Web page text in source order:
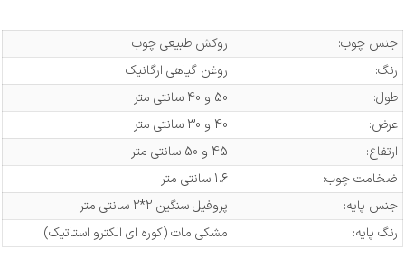
جنس چوب:
روکش طبیعی چوب
رنگ:
روغن گیاهی ارگانیک
طول:
50 و 40 سانتی متر
عرض:
40 و 30 سانتی متر
ارتفاع:
45 و 50 سانتی متر
ضخامت چوب:
1.6 سانتی متر
جنس پایه:
پروفیل سنگین 2*2 سانتی متر
رنگ پایه:
مشکی مات (کوره ای الکترو استاتیک)